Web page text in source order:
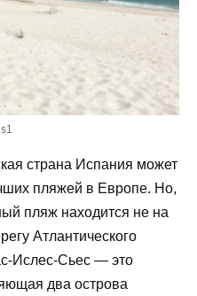
страна Испания может
пляжей в Европе. Но,
пляж находится не на
Атлантического
Ислес-Сьес — это
два острова